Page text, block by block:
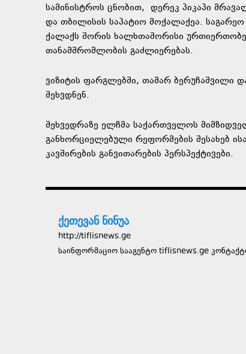
სამინისტროს ცნობით, დერეკ პიკაპი
და თბილისის საპატიო მოქალაქეა.
ქალაქს შორის ხალხთაშორისი
თანამშრომლობის გაძლიერებას.
ვიზიტის ფარგლებში, თამარ ბერუჩაშვილი
შეხვდნენ.
შეხვედრაზე ელჩმა საქართველოს
განხორციელებული რეფორმების შესახებ
კავშირების განვითარების პერსპექტივები.
ქეთევან ნინუა
http://tiflisnews.ge
საინფორმაციო სააგენტო tiflisnews.ge